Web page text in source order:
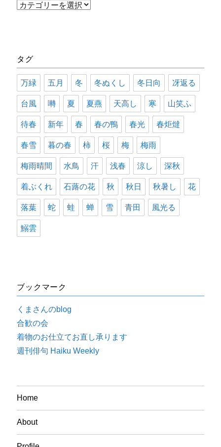
カ
ー
タグ
万緑 五月 冬 冬ぬくし 冬日向 冴返る
台風 囀 夏 夏燕 天高し 寒 山笑ふ
待春 新年 春 春の鴨 春光 春炬燵
春雪 暮の春 柿 桜 梅 梅雨
梅雨晴間 水鳥 汗 浅春 涼し 深秋
着ぶくれ 石蕗の花 秋 秋日 秋暑し 花
落葉 蛇 蛙 蝉 雪 青田 風光る
鰯雲
ブックマーク
くまさんのblog
合歓の会
着物のお仕立てお直し承ります
週刊俳句 Haiku Weekly
Home
About